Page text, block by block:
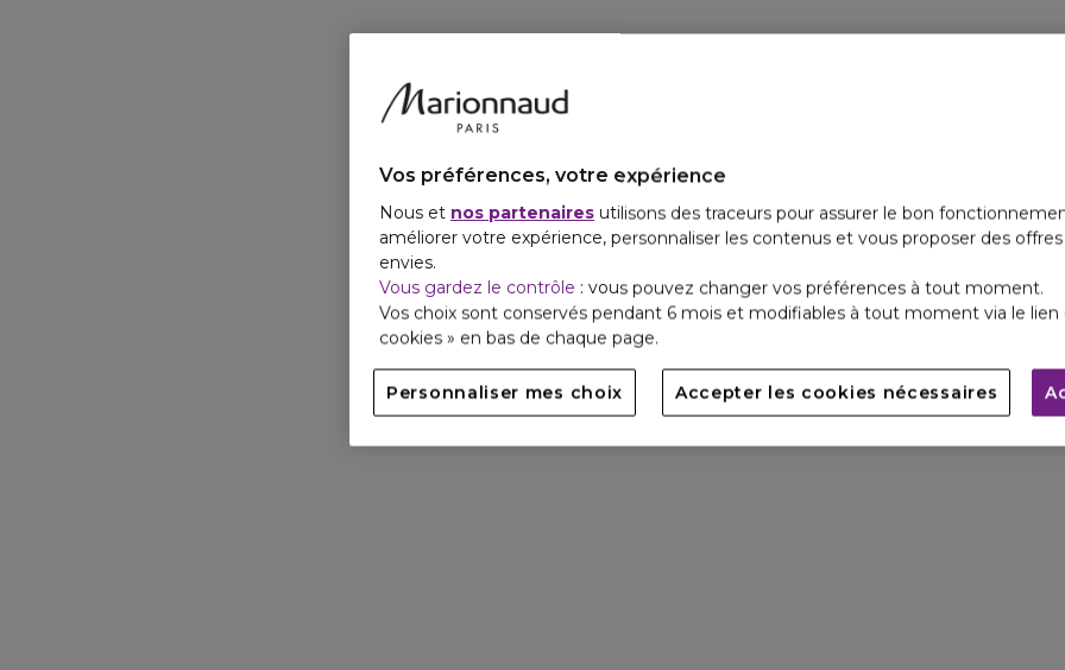
Vos préférences, votre expérience
Nous et nos partenaires utilisons des traceurs pour assurer le bon
améliorer votre expérience, personnaliser les contenus et vous proposer des
envies.
Vous gardez le contrôle : vous pouvez changer vos préférences à tout moment.
Vos choix sont conservés pendant 6 mois et modifiables à tout moment via le lien
cookies » en bas de chaque page.
Personnaliser mes choix Accepter les cookies nécessaires